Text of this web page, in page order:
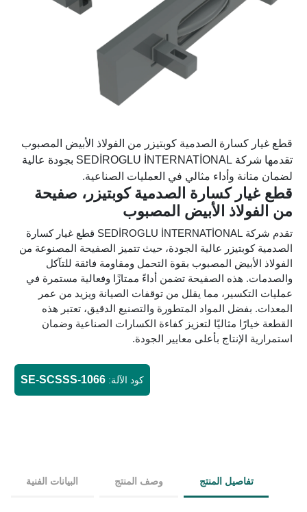
قطع غيار كسارة الصدمية كوبتيزر من الفولاذ الأبيض المصبوب
تقدمها شركة SEDİROGLU İNTERNATİONAL بجودة عالية
لضمان متانة وأداء مثالي في العمليات الصناعية.
قطع غيار كسارة الصدمية كوبتيزر، صفيحة
من الفولاذ الأبيض المصبوب
تقدم شركة SEDİROGLU İNTERNATİONAL قطع غيار كسارة
الصدمية كوبتيزر عالية الجودة، حيث تتميز الصفيحة المصنوعة من
الفولاذ الأبيض المصبوب بقوة التحمل ومقاومة فائقة للتآكل
والصدمات. هذه الصفيحة تضمن أداءً ممتازًا وفعالية مستمرة في
عمليات التكسير، مما يقلل من توقفات الصيانة ويزيد من عمر
المعدات. بفضل المواد المتطورة والتصنيع الدقيق، تعتبر هذه
القطعة خيارًا مثاليًا لتعزيز كفاءة الكسارات الصناعية وضمان
استمرارية الإنتاج بأعلى معايير الجودة.
كود الآلة: SE-SCSSS-1066
تفاصيل المنتج وصف المنتج البيانات الفنية